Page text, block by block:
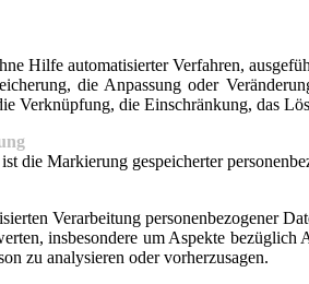
Hilfe automatisierter Verfahren,
die Anpassung oder
Verknüpfung, die Einschränkung, das
die Markierung gespeicherter
Verarbeitung personenbezogener
insbesondere um Aspekte
zu analysieren oder vorherzusagen.